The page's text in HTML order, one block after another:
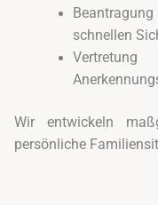
schnellen
Vertretung
Wir entwickeln
persönliche